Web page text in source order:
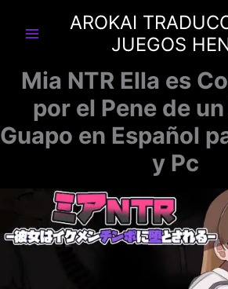
AROKAI
JUEGOS
Mia NTR Ella es
por el Pene de
Guapo en Español
y Pc